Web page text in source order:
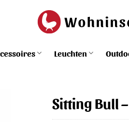
Leuchten
Sitting Bull